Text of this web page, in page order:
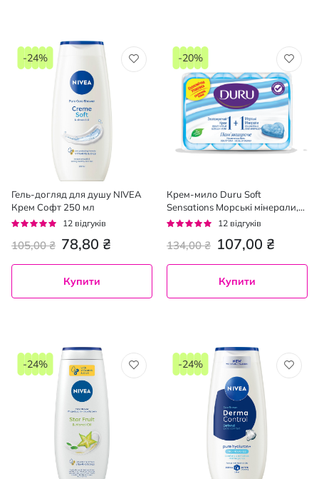
Гель-догляд для душу NIVEA
Крем Софт 250 мл
Рейтинг:
12 відгуків
78,80 ₴
105,00 ₴
-24%
Купити
Крем-мило Duru Soft
Sensations Морські мінерали,
4*80 г
Рейтинг:
12 відгуків
107,00 ₴
134,00 ₴
-20%
Купити
-24% -24%